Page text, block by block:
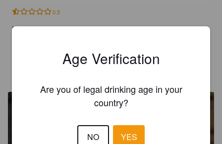
0.5
Même en étant démoli je peux dire que c'est une honte de
Age Verification
Are you of legal drinking age in your
country?
NO YES